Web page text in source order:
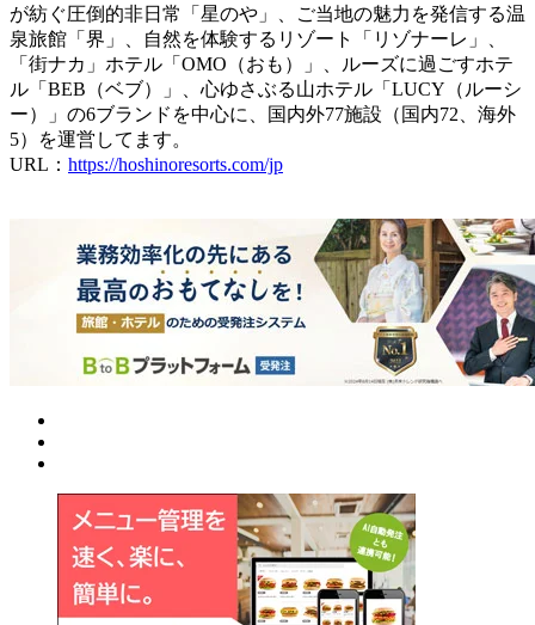
が紡ぐ圧倒的非日常「星のや」、ご当地の魅力を発信する温
泉旅館「界」、自然を体験するリゾート「リゾナーレ」、
「街ナカ」ホテル「OMO（おも）」、ルーズに過ごすホテ
ル「BEB（ベブ）」、心ゆさぶる山ホテル「LUCY（ルーシ
ー）」の6ブランドを中心に、国内外77施設（国内72、海外
5）を運営してます。
URL： https://hoshinoresorts.com/jp